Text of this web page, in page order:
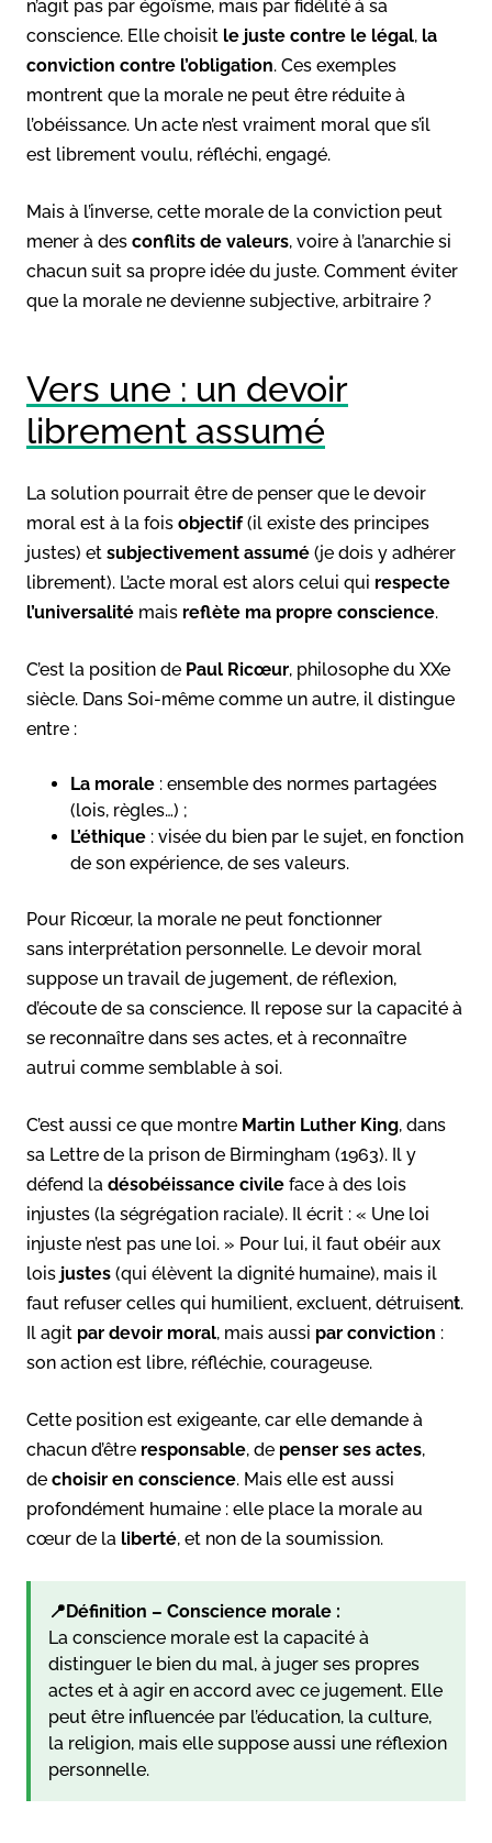
n’agit pas par égoïsme, mais par fidélité à sa
conscience. Elle choisit le juste contre le légal, la
conviction contre l’obligation. Ces exemples
montrent que la morale ne peut être réduite à
l’obéissance. Un acte n’est vraiment moral que s’il
est librement voulu, réfléchi, engagé.
Mais à l’inverse, cette morale de la conviction peut
mener à des conflits de valeurs, voire à l’anarchie si
chacun suit sa propre idée du juste. Comment éviter
que la morale ne devienne subjective, arbitraire ?
Vers une : un devoir
librement assumé
La solution pourrait être de penser que le devoir
moral est à la fois objectif(il existe des principes
justes) et subjectivement assumé (je dois y adhérer
librement). L’acte moral est alors celui qui respecte
l’universalité mais reflète ma propre conscience.
C’est la position de Paul Ricœur, philosophe du XXe
siècle. Dans Soi-même comme un autre, il distingue
entre :
La morale : ensemble des normes partagées
(lois, règles…) ;
L’éthique : visée du bien par le sujet, en fonction
de son expérience, de ses valeurs.
Pour Ricœur, la morale ne peut fonctionner
sans interprétation personnelle. Le devoir moral
suppose un travail de jugement, de réflexion,
d’écoute de sa conscience. Il repose sur la capacité à
se reconnaître dans ses actes, et à reconnaître
autrui comme semblable à soi.
C’est aussi ce que montre Martin Luther King, dans
sa Lettre de la prison de Birmingham (1963). Il y
défend la désobéissance civile face à des lois
injustes (la ségrégation raciale). Il écrit : « Une loi
injuste n’est pas une loi. » Pour lui, il faut obéir aux
lois justes (qui élèvent la dignité humaine), mais il
faut refuser celles qui humilient, excluent, détruisent.
Il agit par devoir moral, mais aussi par conviction :
son action est libre, réfléchie, courageuse.
Cette position est exigeante, car elle demande à
chacun d’être responsable, de penser ses actes,
de choisir en conscience. Mais elle est aussi
profondément humaine : elle place la morale au
cœur de la liberté, et non de la soumission.
📍Définition – Conscience morale :
La conscience morale est la capacité à
distinguer le bien du mal, à juger ses propres
actes et à agir en accord avec ce jugement. Elle
peut être influencée par l’éducation, la culture,
la religion, mais elle suppose aussi une réflexion
personnelle.